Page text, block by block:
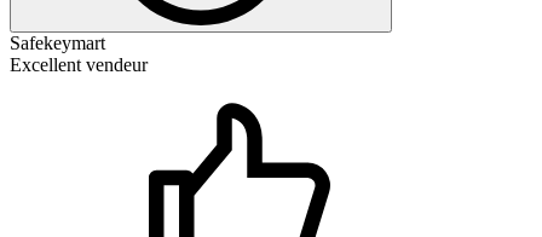
Safekeymart
Excellent vendeur